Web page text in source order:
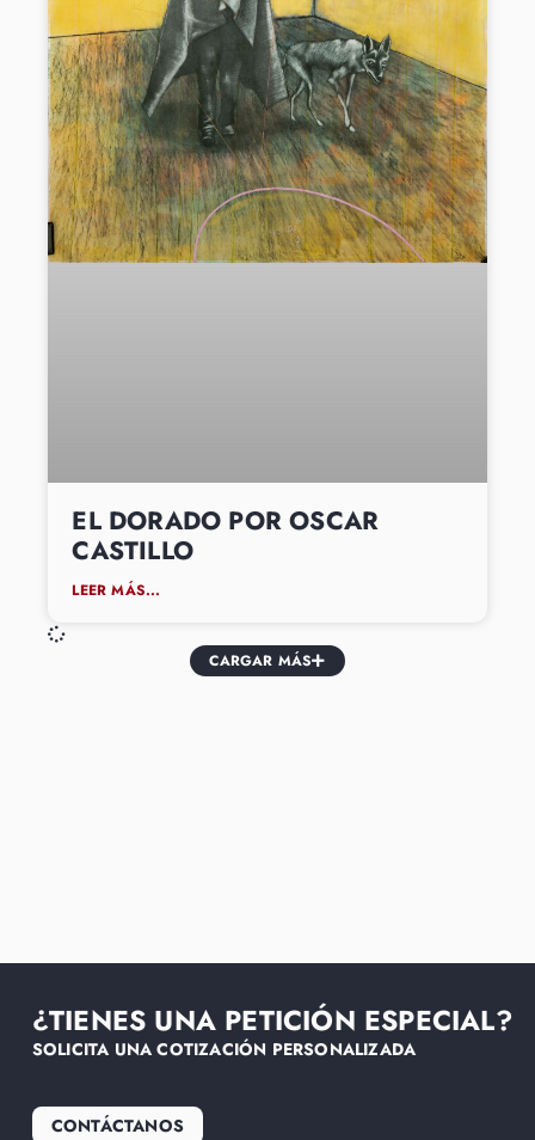
EL DORADO POR OSCAR
CASTILLO
LEER MÁS...
CARGAR MÁS
¿TIENES UNA PETICIÓN ESPECIAL?
SOLICITA UNA COTIZACIÓN PERSONALIZADA
CONTÁCTANOS